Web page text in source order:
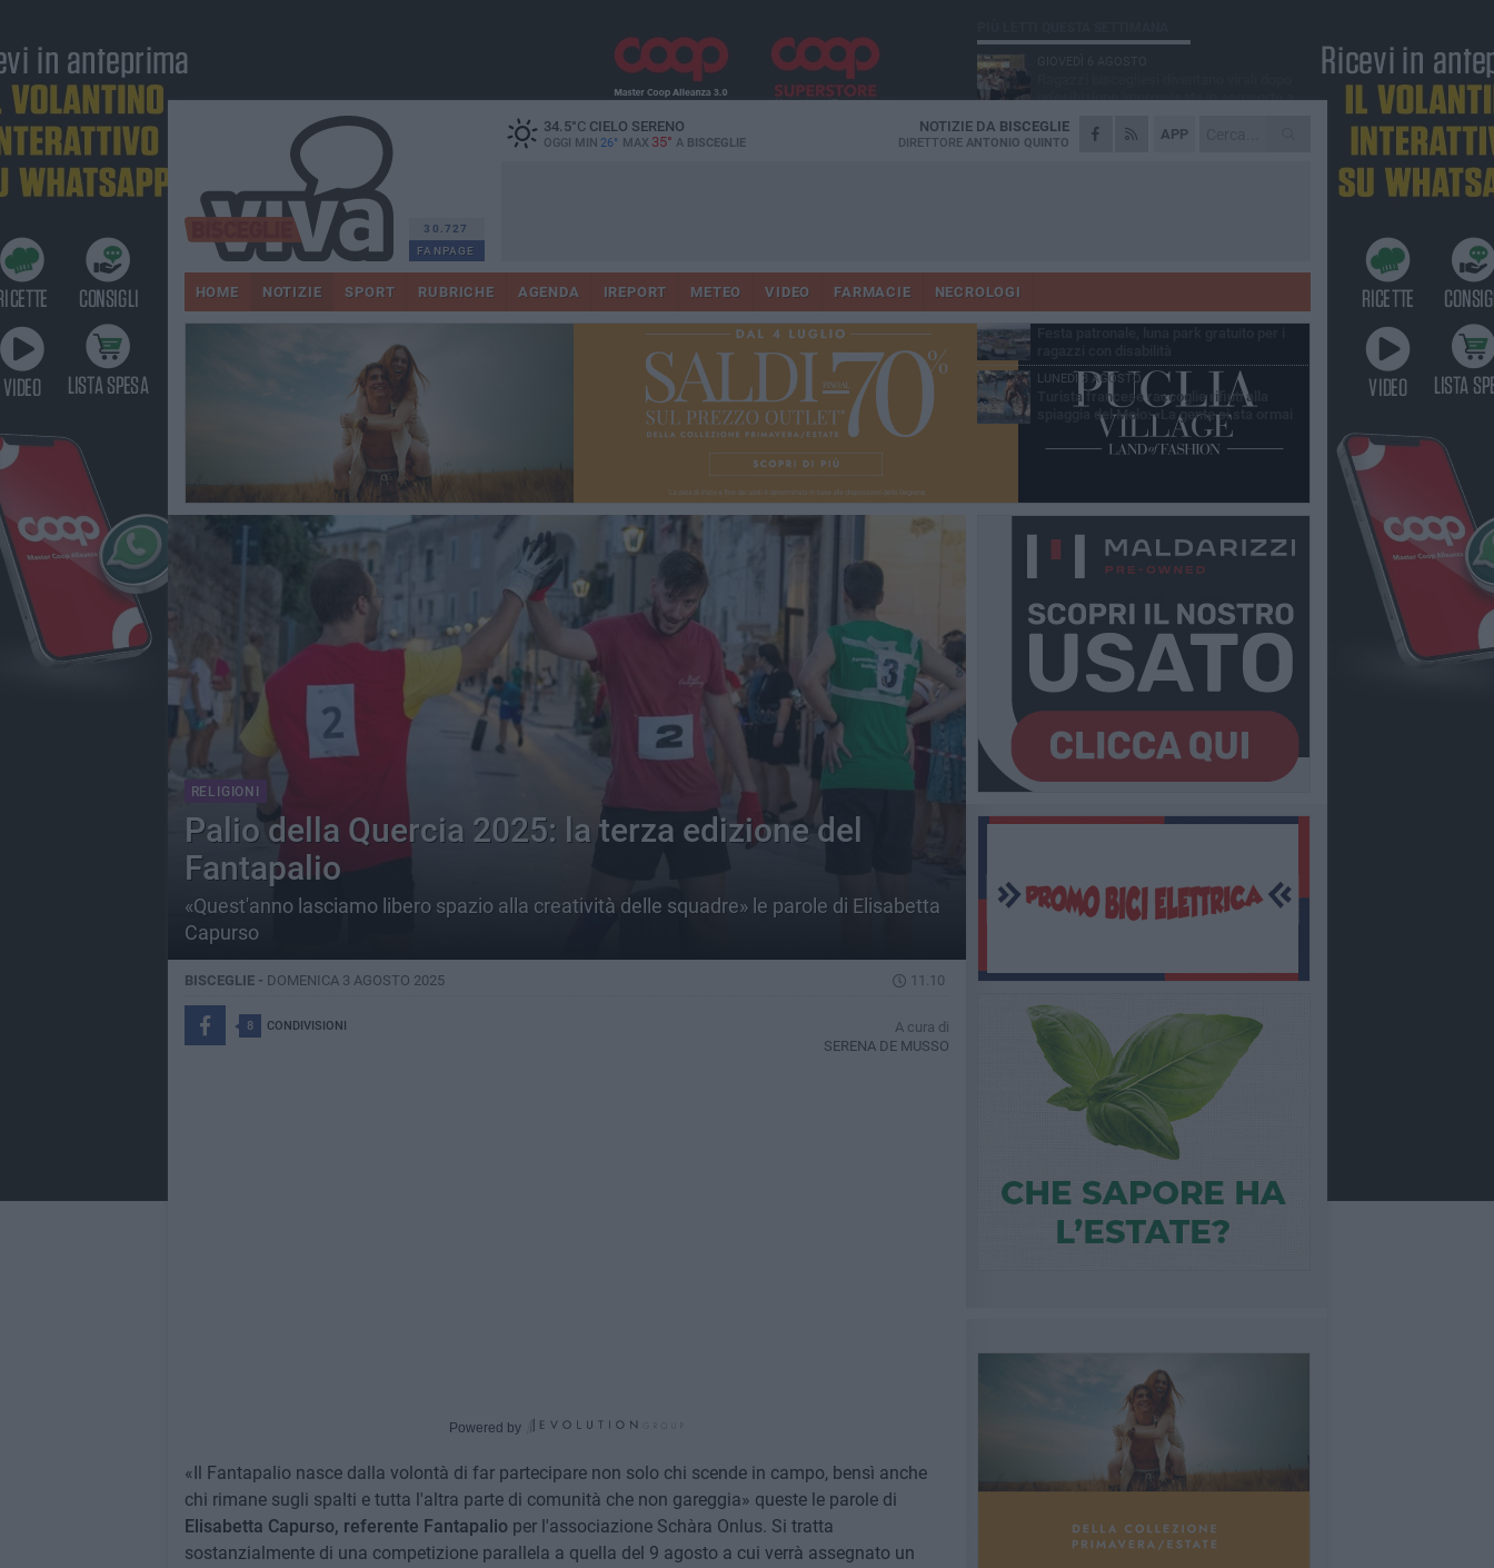
30.727
FANPAGE
34.5°CCIELO SERENO
OGGI MIN 26° MAX 35° A BISCEGLIE
APP
NOTIZIE DA BISCEGLIE
DIRETTORE ANTONIO QUINTO
HOME NOTIZIE SPORT RUBRICHE AGENDA IREPORT METEO VIDEO FARMACIE NECROLOGI
RELIGIONI
Palio della Quercia 2025: la terza edizione del
Fantapalio
«Quest'anno lasciamo libero spazio alla creatività delle squadre» le parole di Elisabetta
Capurso
BISCEGLIE - DOMENICA 3 AGOSTO 2025 11.10
8 CONDIVISIONI
A cura di
SERENA DE MUSSO
Powered by
«Il Fantapalio nasce dalla volontà di far partecipare non solo chi scende in campo, bensì anche
chi rimane sugli spalti e tutta l'altra parte di comunità che non gareggia» queste le parole di
Elisabetta Capurso, referente Fantapalio per l'associazione Schàra Onlus. Si tratta
sostanzialmente di una competizione parallela a quella del 9 agosto a cui verrà assegnato un
un'esibizione improvvisata in aeroporto a
MARTEDÌ 4 AGOSTO
Emergenza caldo, il Comune di Bisceglie
Due auto incendiate nella notte in via Dieta
MERCOLEDÌ 5 AGOSTO
LUNEDÌ 3 AGOSTO
Turista francese raccoglie rifiuti alla
spiaggia del Molo: «La gente si sta ormai